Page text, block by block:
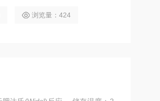
浏览量：424